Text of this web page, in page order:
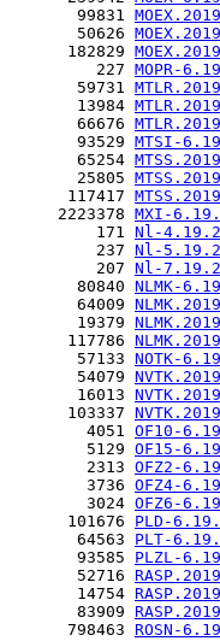
       99831
       50626
      182829
         227
MOPR-
       59731
       13984
       66676
       93529
MTSI-
       65254
       25805
      117417
     2223378
MXI-
         171
Nl-
         237
Nl-
         207
Nl-
       80840
NLMK-
       64009
       19379
      117786
       57133
NOTK-
       54079
       16013
      103337
        4051
OF10-
        5129
OF15-
        2313
OFZ2-
        3736
OFZ4-
        3024
OFZ6-
      101676
PLD-
       64563
PLT-
       93585
PLZL-
       52716
       14754
       83909
      798463
ROSN-